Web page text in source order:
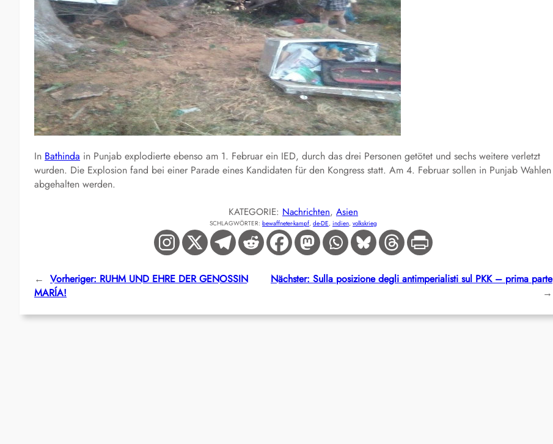
In Bathinda in Punjab explodierte ebenso am 1. Februar ein IED, durch das drei Personen getötet und sechs weitere verletzt
wurden. Die Explosion fand bei einer Parade eines Kandidaten für den Kongress statt. Am 4. Februar sollen in Punjab Wahlen
abgehalten werden.
KATEGORIE: Nachrichten, Asien
SCHLAGWÖRTER: bewaffneter-kampf, de-DE, indien, volkskrieg
← Vorheriger: RUHM UND EHRE DER GENOSSIN
MARÍA!
Nächster: Sulla posizione degli antimperialisti sul PKK – prima parte
→